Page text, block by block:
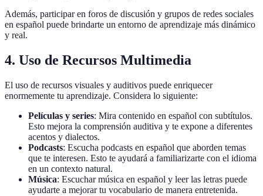
Además, participar en foros de discusión y grupos de redes sociales
en español puede brindarte un entorno de aprendizaje más dinámico
y real.
4. Uso de Recursos Multimedia
El uso de recursos visuales y auditivos puede enriquecer
enormemente tu aprendizaje. Considera lo siguiente:
Películas y series: Mira contenido en español con subtítulos.
Esto mejora la comprensión auditiva y te expone a diferentes
acentos y dialectos.
Podcasts: Escucha podcasts en español que aborden temas
que te interesen. Esto te ayudará a familiarizarte con el idioma
en un contexto natural.
Música: Escuchar música en español y leer las letras puede
ayudarte a mejorar tu vocabulario de manera entretenida.